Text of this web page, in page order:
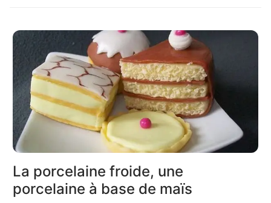
La porcelaine froide, une
porcelaine à base de maïs